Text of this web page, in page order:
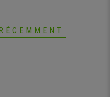
RÉCEMMENT